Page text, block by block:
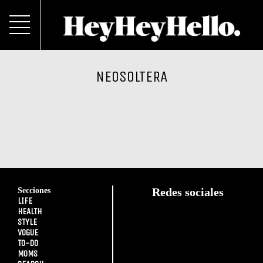
NEOSOLTERA
Secciones
LIFE
HEALTH
STYLE
VOGUE
TO-DO
MOMS
Redes sociales